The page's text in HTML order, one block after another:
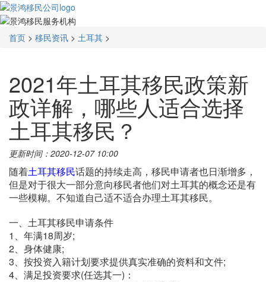
首页 > 移民资讯 > 土耳其 >
2021年土耳其移民政策新
政详解，哪些人适合选择
土耳其移民？
更新时间：2020-12-07 10:00
随着土耳其移民话题的持续走高，移民申请者也日渐增多，
但是对于很大一部分意向移民者他们对土耳其的概念还是有
一些模糊。不知道自己适不适合办理土耳其移民。
一、土耳其移民申请条件
1、年满18周岁;
2、身体健康;
3、按投资入籍计划要求提供真实准确的资料和文件;
4、满足投资要求(任选其一)：